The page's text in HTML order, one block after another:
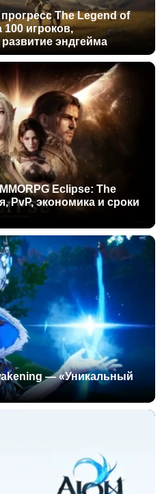
The Legend of
игроков,
эндгейма
Eclipse: The
PvP, экономика и сроки
— «Уникальный